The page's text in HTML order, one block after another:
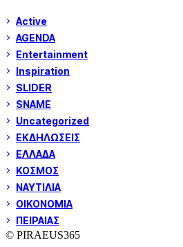
Active
AGENDA
Entertainment
Inspiration
SLIDER
SNAME
Uncategorized
ΕΚΔΗΛΩΣΕΙΣ
ΕΛΛΑΔΑ
ΚΟΣΜΟΣ
ΝΑΥΤΙΛΙΑ
ΟΙΚΟΝΟΜΙΑ
ΠΕΙΡΑΙΑΣ
© PIRAEUS365